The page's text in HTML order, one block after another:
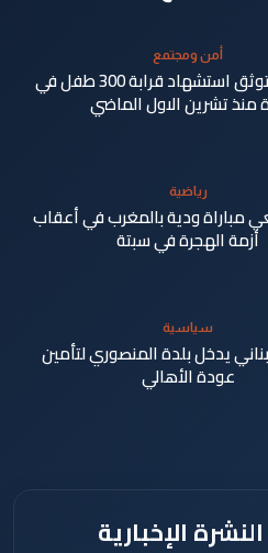
أمن ومجتمع
اليونيسف توثق استشهاد قرابة 300 طفل في
منذ تشرين الاول الماضي
رياضية
مباراة ودية بالمغرب في أعقاب
أزمة الهجرة في سبتة
سياسية
يدخل بلدة المنصوري لتأمين
عودة الأهالي
الإخبارية